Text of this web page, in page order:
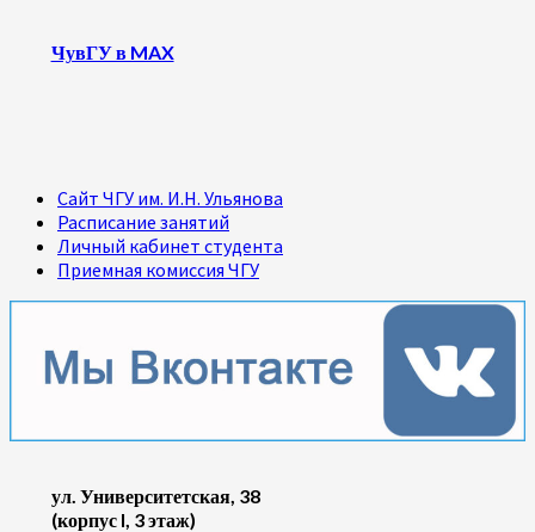
ЧувГУ в MAX
Сайт ЧГУ им. И.Н. Ульянова
Расписание занятий
Личный кабинет студента
Приемная комиссия ЧГУ
ул. Университетская, 38
(корпус I, 3 этаж)